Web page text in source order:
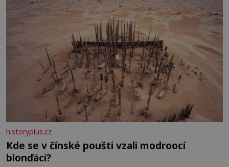
historyplus.cz
Kde se v čínské poušti vzali modroocí
blonďáci?